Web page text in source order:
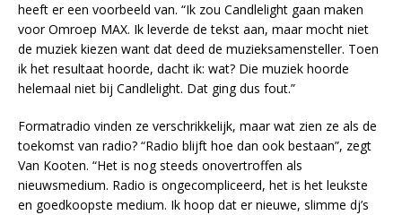
heeft er een voorbeeld van. “Ik zou Candlelight gaan maken
voor Omroep MAX. Ik leverde de tekst aan, maar mocht niet
de muziek kiezen want dat deed de muzieksamensteller. Toen
ik het resultaat hoorde, dacht ik: wat? Die muziek hoorde
helemaal niet bij Candlelight. Dat ging dus fout.”
Formatradio vinden ze verschrikkelijk, maar wat zien ze als de
toekomst van radio? “Radio blijft hoe dan ook bestaan”, zegt
Van Kooten. “Het is nog steeds onovertroffen als
nieuwsmedium. Radio is ongecompliceerd, het is het leukste
en goedkoopste medium. Ik hoop dat er nieuwe, slimme dj’s